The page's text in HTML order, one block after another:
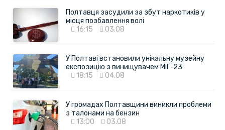
Полтавця засудили за збут наркотиків у
місця позбавлення волі
16:15
03.08
У Полтаві встановили унікальну музейну
експозицію з винищувачем МіГ-23
18:15
04.08
У громадах Полтавщини виникли проблеми
з талонами на бензин
13:00
03.08